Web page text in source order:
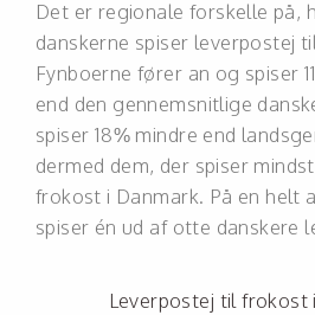
Det er regionale forskelle på,
danskerne spiser leverpostej
Fynboerne fører an og spiser
end den gennemsnitlige
spiser 18% mindre end
dermed dem, der spiser
frokost i Danmark. På en helt
spiser én ud af otte danskere
Leverpostej til frokost